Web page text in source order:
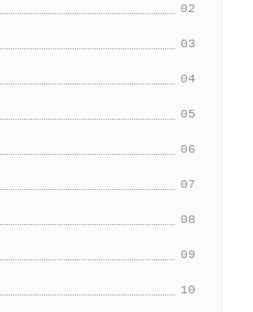
02
03
04
05
06
07
08
09
10